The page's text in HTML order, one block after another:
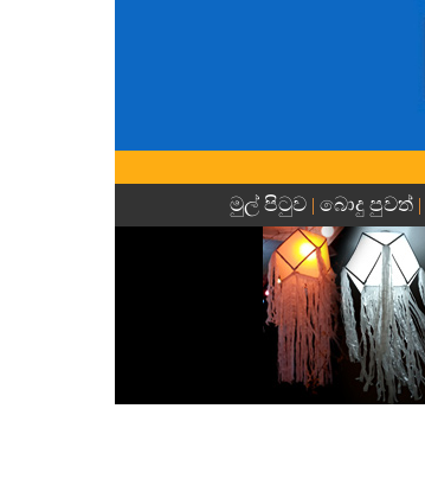
මුල් පිටුව | බොදු පුවත්|